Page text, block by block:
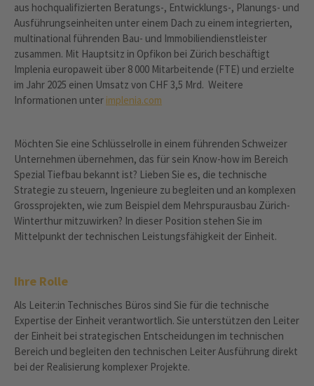
aus hochqualifizierten Beratungs-, Entwicklungs-, Planungs- und
Ausführungseinheiten unter einem Dach zu einem integrierten,
multinational führenden Bau- und Immobiliendienstleister
zusammen. Mit Hauptsitz in Opfikon bei Zürich beschäftigt
Implenia europaweit über 8 000 Mitarbeitende (FTE) und erzielte
im Jahr 2025 einen Umsatz von CHF 3,5 Mrd. Weitere
Informationen unter implenia.com
Möchten Sie eine Schlüsselrolle in einem führenden Schweizer
Unternehmen übernehmen, das für sein Know-how im Bereich
Spezial Tiefbau bekannt ist? Lieben Sie es, die technische
Strategie zu steuern, Ingenieure zu begleiten und an komplexen
Grossprojekten, wie zum Beispiel dem Mehrspurausbau Zürich-
Winterthur mitzuwirken? In dieser Position stehen Sie im
Mittelpunkt der technischen Leistungsfähigkeit der Einheit.
Ihre Rolle
Als Leiter:in Technisches Büros sind Sie für die technische
Expertise der Einheit verantwortlich. Sie unterstützen den Leiter
der Einheit bei strategischen Entscheidungen im technischen
Bereich und begleiten den technischen Leiter Ausführung direkt
bei der Realisierung komplexer Projekte.